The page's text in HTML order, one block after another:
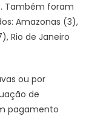
Também foram
Amazonas (3),
Rio de Janeiro
ou por
de
pagamento